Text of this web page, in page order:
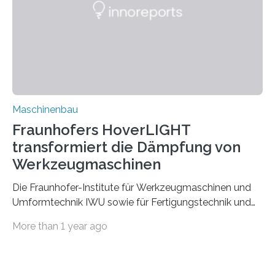
Durch den verstärkten Einsatz von Rezyklaten
Maschinenbau
Fraunhofers HoverLIGHT
transformiert die Dämpfung von
Werkzeugmaschinen
Die Fraunhofer-Institute für Werkzeugmaschinen und
Umformtechnik IWU sowie für Fertigungstechnik und
Durchbruch in der Materialforschung erzielt: Der
More than 1 year ago